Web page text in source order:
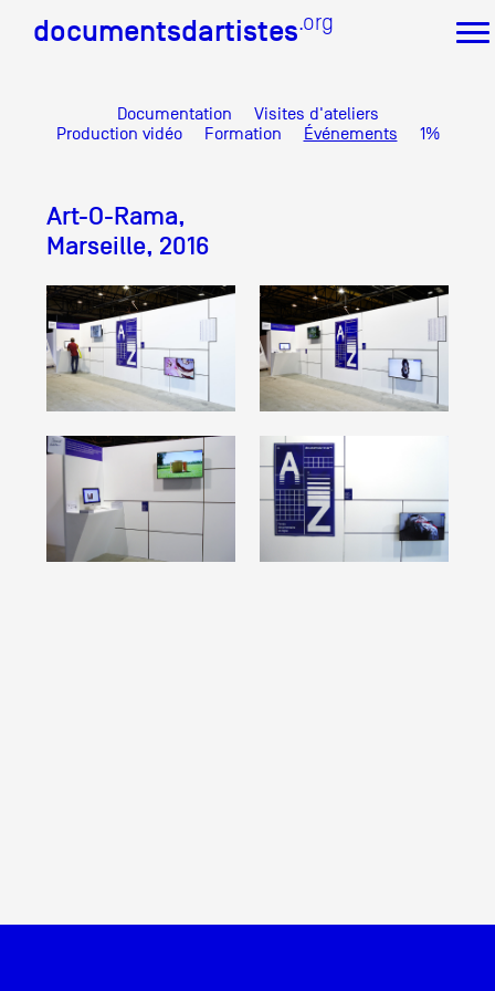
documentsdartistes.org
documentsdartistes.org
Documents d'artistes PACA
Partenaires
Crédits
Documentation
Visites d'ateliers
Production vidéo
Formation
Événements
1% œuvres dans l'espace public
Réseau documents d'artistes
Artistes
De A à Z
Documentation
Visites d'ateliers
Production vidéo
Formation Événements 1%
Art-O-Rama,
Marseille, 2016